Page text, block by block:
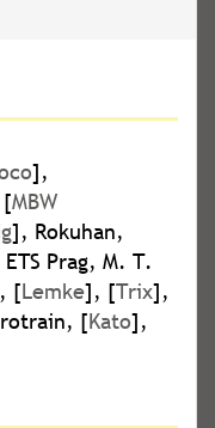
],
MBW
], Rokuhan,
Prag, M. T.
[Lemke], [Trix],
[Kato],